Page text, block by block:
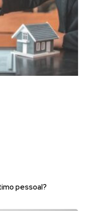
pessoal?